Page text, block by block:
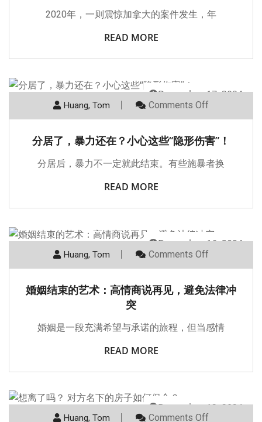
2020年，一则震惊加拿大的案件发生，年
READ MORE
December 17, 2024
Huang, Tom Comments Off
分居了，暴力还在？小心这些“隐形伤害”！
分居后，暴力不一定就此结束。有些施暴者换
READ MORE
December 16, 2024
Huang, Tom Comments Off
婚姻结束的艺术：高情商说再见，避免法律冲
突
婚姻是一段充满希望与承诺的旅程，但当感情
READ MORE
December 12, 2024
Huang, Tom Comments Off